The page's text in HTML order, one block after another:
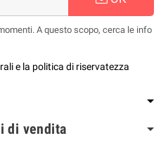
A questo scopo, cerca le info
e la politica di riservatezza
di vendita